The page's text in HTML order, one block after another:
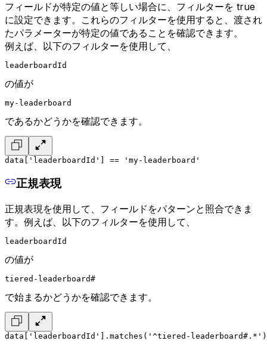
フィールドが特定の値と等しい場合に、フィルターを true
に設定できます。これらのフィルターを使用すると、渡され
たパラメーターが特定の値であることを確認できます。
例えば、以下のフィルターを使用して、
leaderboardId
の値が
my-leaderboard
であるかどうかを確認できます。
data['leaderboardId'] == 'my-leaderboard'
正規表現
正規表現を使用して、フィールドをパターンと照合できま
す。例えば、以下のフィルターを使用して、
leaderboardId
の値が
tiered-leaderboard#
で始まるかどうかを確認できます。
data['leaderboardId'].matches('^tiered-leaderboard#.*')